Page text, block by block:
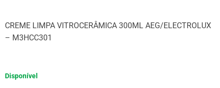
CREME LIMPA VITROCERÂMICA 300ML AEG/ELECTROLUX
– M3HCC301
Disponível